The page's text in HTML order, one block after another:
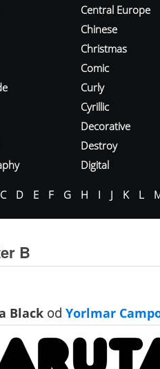
Central Europe
Chinese
Christmas
Comic
Curly
Cyrillic
Decorative
Destroy
Digital
C D E F G H I J K L
B
Black od Yorlmar